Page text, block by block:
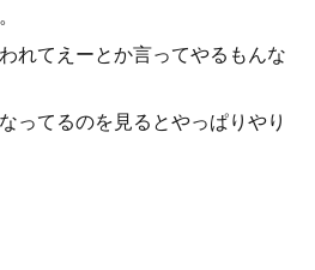
れてえーとか言ってやるもんな
ってるのを見るとやっぱりやり